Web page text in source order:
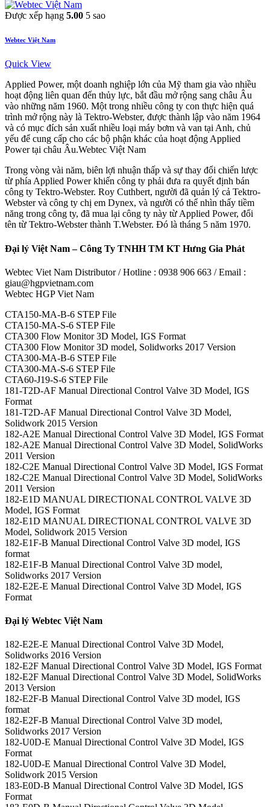
Được xếp hạng 5.00 5 sao
Webtec Việt Nam
Quick View
Applied Power, một doanh nghiệp lớn của Mỹ tham gia vào nhiều
hoạt động liên quan đến thủy lực, bắt đầu mở rộng sang châu Âu
vào những năm 1960. Một trong nhiều công ty con thực hiện quá
trình mở rộng này là Tektro-Webster, được thành lập vào năm 1964
và có mục đích sản xuất nhiều loại máy bơm và van tại Anh, chủ
yếu để cung cấp cho các bộ phận khác của hoạt động Applied
Power tại châu Âu.Webtec Việt Nam
Trong vòng vài năm, biên lợi nhuận thấp và sự thay đổi chiến lược
từ phía Applied Power khiến công ty phải đưa ra quyết định bán
công ty Tektro-Webster. Roy Cuthbert, người đã quản lý cả Tektro-
Webster và công ty chị em Dynex, và người có thể nhìn thấy tiềm
năng trong công ty, đã mua lại công ty này từ Applied Power, đổi
tên từ Tektro-Webster thành T.Webster. Đó là tháng 5 năm 1970.
Đại lý Việt Nam – Công Ty TNHH TM KT Hưng Gia Phát
Webtec Viet Nam Distributor / Hotline : 0938 906 663 / Email :
giau@hgpvietnam.com
Webtec HGP Viet Nam
CTA150-MA-B-6 STEP File
CTA150-MA-S-6 STEP File
CTA300 Flow Monitor 3D Model, IGS Format
CTA300 Flow Monitor 3D model, Solidworks 2017 Version
CTA300-MA-B-6 STEP File
CTA300-MA-S-6 STEP File
CTA60-J19-S-6 STEP File
181-T2D-AF Manual Directional Control Valve 3D Model, IGS
Format
181-T2D-AF Manual Directional Control Valve 3D Model,
Solidwork 2015 Version
182-A2E Manual Directional Control Valve 3D Model, IGS Format
182-A2E Manual Directional Control Valve 3D Model, SolidWorks
2011 Version
182-C2E Manual Directional Control Valve 3D Model, IGS Format
182-C2E Manual Directional Control Valve 3D Model, SolidWorks
2011 Version
182-E1D MANUAL DIRECTIONAL CONTROL VALVE 3D
Model, IGS Format
182-E1D MANUAL DIRECTIONAL CONTROL VALVE 3D
Model, Solidwork 2015 Version
182-E1F-B Manual Directional Control Valve 3D model, IGS
format
182-E1F-B Manual Directional Control Valve 3D model,
Solidworks 2017 Version
182-E2E-E Manual Directional Control Valve 3D Model, IGS
Format
Đại lý Webtec Việt Nam
182-E2E-E Manual Directional Control Valve 3D Model,
Solidworks 2016 Version
182-E2F Manual Directional Control Valve 3D Model, IGS Format
182-E2F Manual Directional Control Valve 3D Model, SolidWorks
2013 Version
182-E2F-B Manual Directional Control Valve 3D model, IGS
format
182-E2F-B Manual Directional Control Valve 3D model,
Solidworks 2017 Version
182-U0D-E Manual Directional Control Valve 3D Model, IGS
Format
182-U0D-E Manual Directional Control Valve 3D Model,
Solidwork 2015 Version
183-E0D-B Manual Directional Control Valve 3D Model, IGS
Format